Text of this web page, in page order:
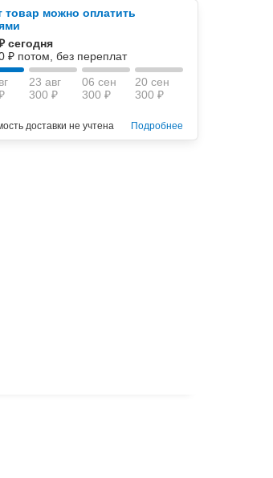
товар можно оплатить
сегодня
₽ потом, без переплат
23 авг
300 ₽
06 сен
300 ₽
20 сен
300 ₽
доставки не учтена Подробнее